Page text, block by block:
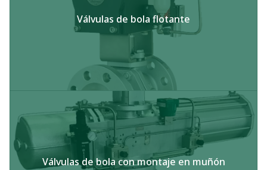
Válvulas de bola flotante
Válvulas de bola con montaje en muñón